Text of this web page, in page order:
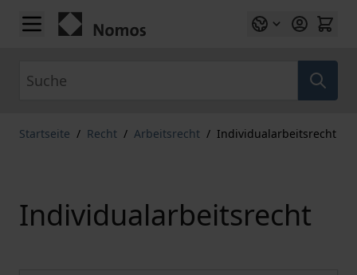
Zum Inhalt springen
Startseite / Recht / Arbeitsrecht / Individualarbeitsrecht
Individualarbeitsrecht